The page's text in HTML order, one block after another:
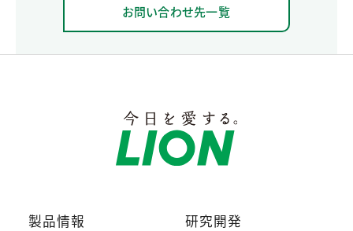
お問い合わせ先一覧
製品情報 研究開発